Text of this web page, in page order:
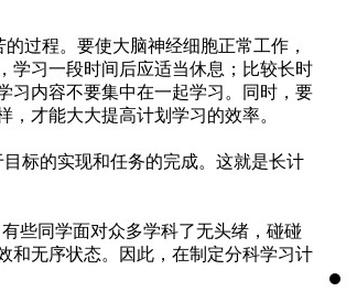
过程。要使大脑神经细胞正常工作，
学习一段时间后应适当休息；比较长时
习内容不要集中在一起学习。同时，要
才能大大提高计划学习的效率。
标的实现和任务的完成。这就是长计
些同学面对众多学科了无头绪，碰碰
和无序状态。因此，在制定分科学习计